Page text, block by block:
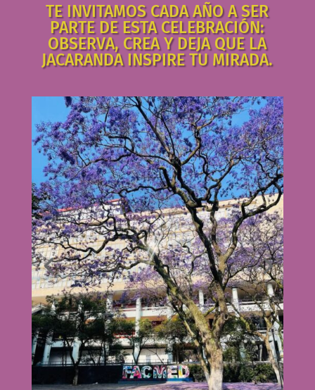
TE INVITAMOS CADA AÑO A SER
PARTE DE ESTA CELEBRACIÓN:
OBSERVA, CREA Y DEJA QUE LA
JACARANDA INSPIRE TU MIRADA.